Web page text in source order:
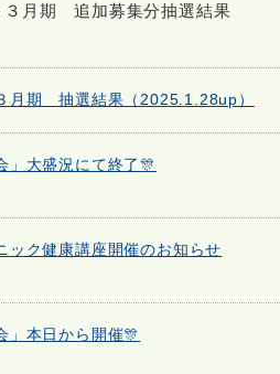
３月期 追加募集分抽選結果
月期 抽選結果（2025.1.28up）
」大盛況にて終了🎊
ック健康講座開催のお知らせ
」本日から開催🎊